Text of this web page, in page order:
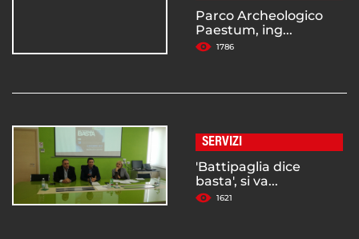
Parco Archeologico
Paestum, ing...
1786
SERVIZI
'Battipaglia dice
basta', si va...
1621